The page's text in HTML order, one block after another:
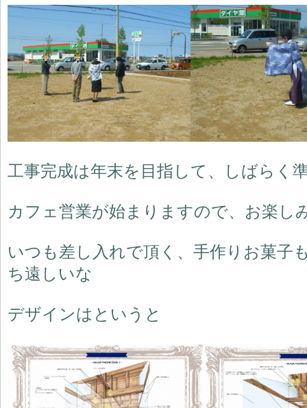
工事完成は年末を目指して、しばらく
カフェ営業が始まりますので、お楽し
いつも差し入れで頂く、手作りお菓子
ち遠しいな
デザインはというと